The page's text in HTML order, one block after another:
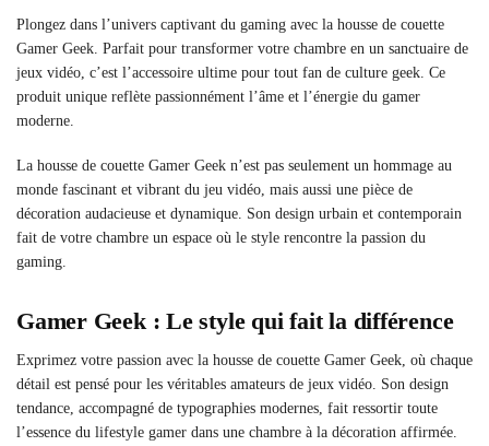
Plongez dans l’univers captivant du gaming avec la housse de couette
Gamer Geek. Parfait pour transformer votre chambre en un sanctuaire de
jeux vidéo, c’est l’accessoire ultime pour tout fan de culture geek. Ce
produit unique reflète passionnément l’âme et l’énergie du gamer
moderne.
La housse de couette Gamer Geek n’est pas seulement un hommage au
monde fascinant et vibrant du jeu vidéo, mais aussi une pièce de
décoration audacieuse et dynamique. Son design urbain et contemporain
fait de votre chambre un espace où le style rencontre la passion du
gaming.
Gamer Geek : Le style qui fait la différence
Exprimez votre passion avec la housse de couette Gamer Geek, où chaque
détail est pensé pour les véritables amateurs de jeux vidéo. Son design
tendance, accompagné de typographies modernes, fait ressortir toute
l’essence du lifestyle gamer dans une chambre à la décoration affirmée.